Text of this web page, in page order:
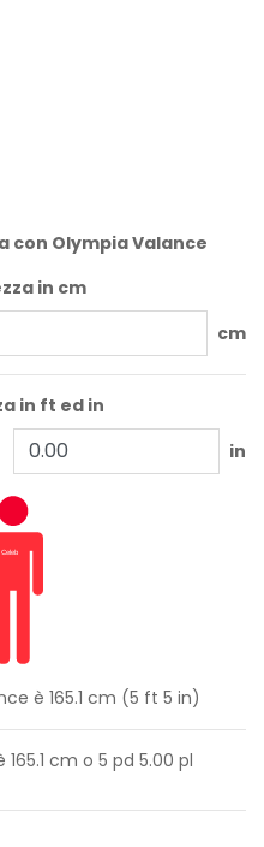
con Olympia Valance
in cm
cm
in ft ed in
in
è 165.1 cm (5 ft 5 in)
165.1 cm o 5 pd 5.00 pl